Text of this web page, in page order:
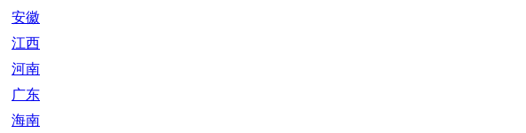
安徽
江西
河南
广东
海南